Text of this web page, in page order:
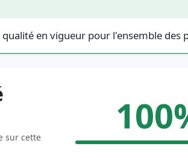
en vigueur pour l'ensemble des
sur cette